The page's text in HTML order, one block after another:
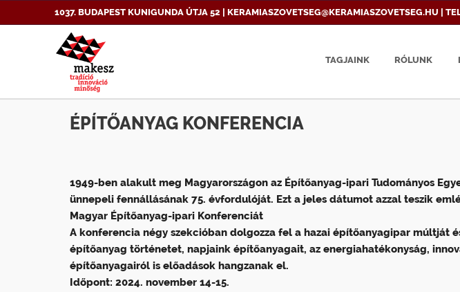
1037. BUDAPEST KUNIGUNDA ÚTJA 52 | KERAMIASZOVETSEG@KERAMIASZOVETSEG.HU |
TAGJAINK RÓLUNK
ÉPÍTŐANYAG KONFERENCIA
1949-ben alakult meg Magyarországon az Építőanyag-ipari Tudományos
ünnepeli fennállásának 75. évfordulóját. Ezt a jeles dátumot azzal teszik
Magyar Építőanyag-ipari Konferenciát
A konferencia négy szekcióban dolgozza fel a hazai építőanyagipar múltját
építőanyag történetet, napjaink építőanyagait, az energiahatékonyság,
építőanyagairól is előadások hangzanak el.
Időpont: 2024. november 14-15.